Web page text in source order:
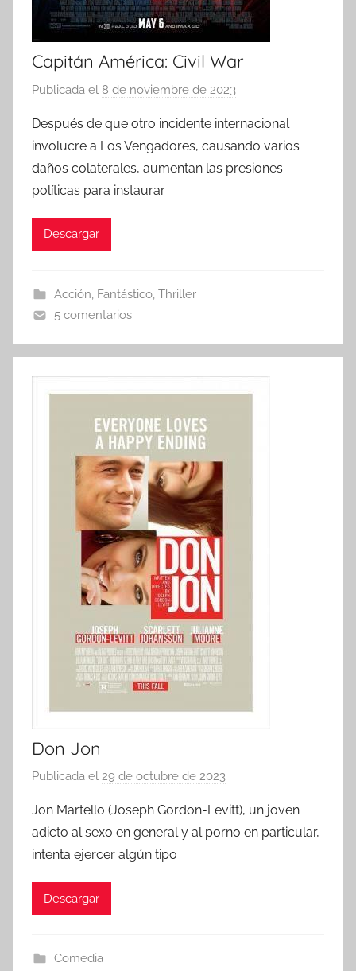
Capitán América: Civil War
Publicada el 8 de noviembre de 2023
r
Después de que otro incidente internacional
involucre a Los Vengadores, causando varios
daños colaterales, aumentan las presiones
políticas para instaurar
Descargar
Acción, Fantástico, Thriller
5 comentarios
Don Jon
Publicada el 29 de octubre de 2023
r
Jon Martello (Joseph Gordon-Levitt), un joven
adicto al sexo en general y al porno en particular,
intenta ejercer algún tipo
Descargar
Comedia